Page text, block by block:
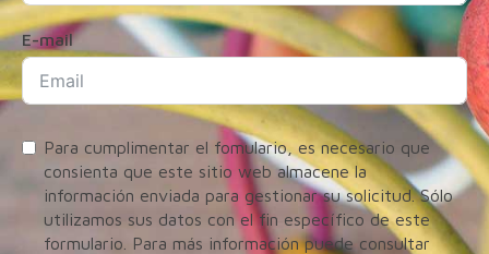
E-mail
Para cumplimentar el fomulario, es necesario que
consienta que este sitio web almacene la
información enviada para gestionar su solicitud. Sólo
utilizamos sus datos con el fin específico de este
formulario. Para más información puede consultar